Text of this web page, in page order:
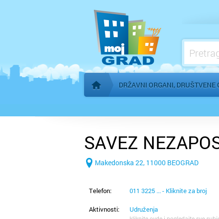
Početna stranica
DRŽAVNI ORGANI, DRUŠTVENE
Međunarodne organizacije
Mesne zajednice
Organi AP Vojvodine
SAVEZ
Makedonska 22, 11000 BEOGRAD
Telefon: 011 3225 ... - Kliknite za broj
Aktivnosti: Udruženja